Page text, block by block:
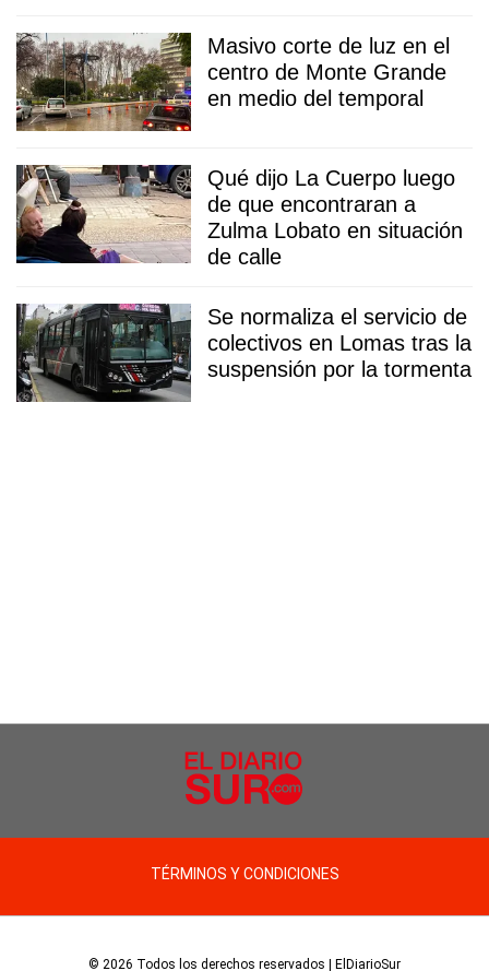
Masivo corte de luz en el
centro de Monte Grande
en medio del temporal
Qué dijo La Cuerpo luego
de que encontraran a
Zulma Lobato en situación
de calle
Se normaliza el servicio de
colectivos en Lomas tras la
suspensión por la tormenta
TÉRMINOS Y CONDICIONES
© 2026 Todos los derechos reservados | ElDiarioSur